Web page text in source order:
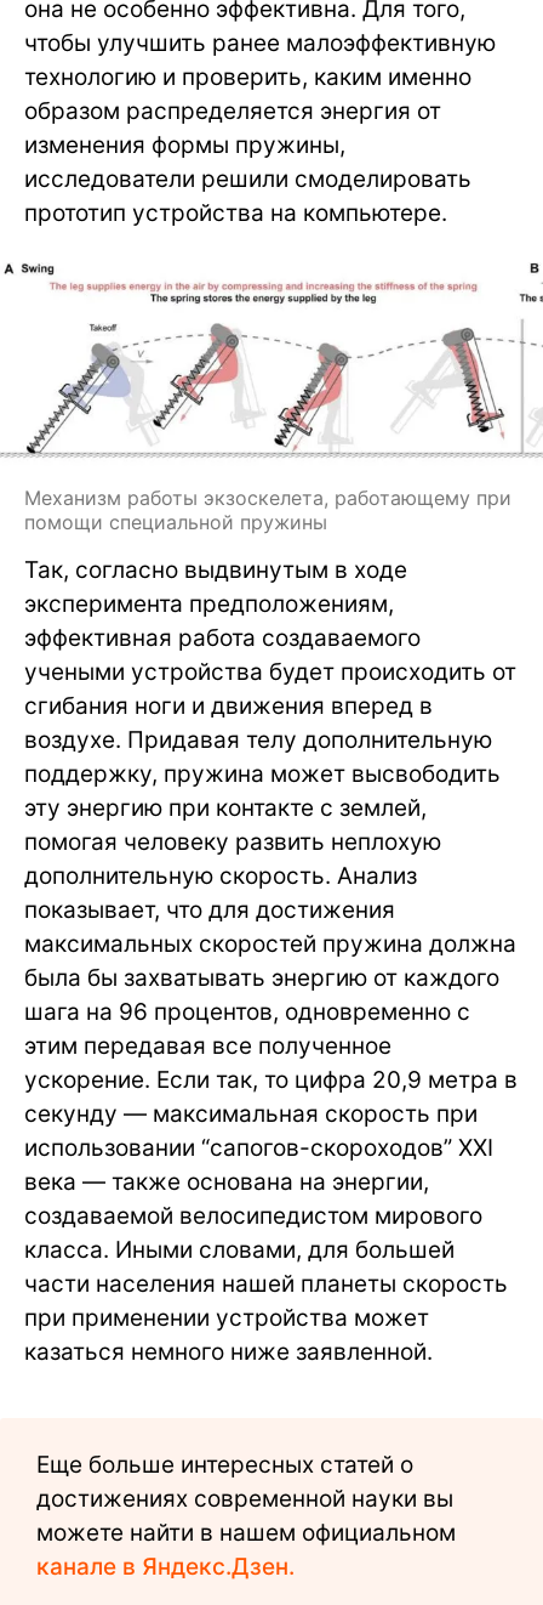
она не особенно эффективна. Для того,
чтобы улучшить ранее малоэффективную
технологию и проверить, каким именно
образом распределяется энергия от
изменения формы пружины,
исследователи решили смоделировать
прототип устройства на компьютере.
Механизм работы экзоскелета, работающему при
помощи специальной пружины
Так, согласно выдвинутым в ходе
эксперимента предположениям,
эффективная работа создаваемого
учеными устройства будет происходить от
сгибания ноги и движения вперед в
воздухе. Придавая телу дополнительную
поддержку, пружина может высвободить
эту энергию при контакте с землей,
помогая человеку развить неплохую
дополнительную скорость. Анализ
показывает, что для достижения
максимальных скоростей пружина должна
была бы захватывать энергию от каждого
шага на 96 процентов, одновременно с
этим передавая все полученное
ускорение. Если так, то цифра 20,9 метра в
секунду — максимальная скорость при
использовании “сапогов-скороходов” ХХI
века — также основана на энергии,
создаваемой велосипедистом мирового
класса. Иными словами, для большей
части населения нашей планеты скорость
при применении устройства может
казаться немного ниже заявленной.
Еще больше интересных статей о
достижениях современной науки вы
можете найти в нашем официальном
канале в Яндекс.Дзен.